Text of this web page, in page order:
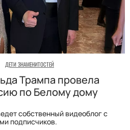
ДЕТИ ЗНАМЕНИТОСТЕЙ
Трампа провела
по Белому дому
собственный видеоблог с
подписчиков.